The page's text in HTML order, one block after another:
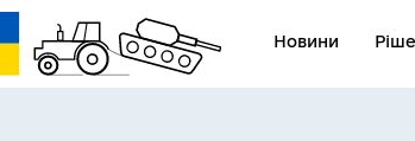
Новини